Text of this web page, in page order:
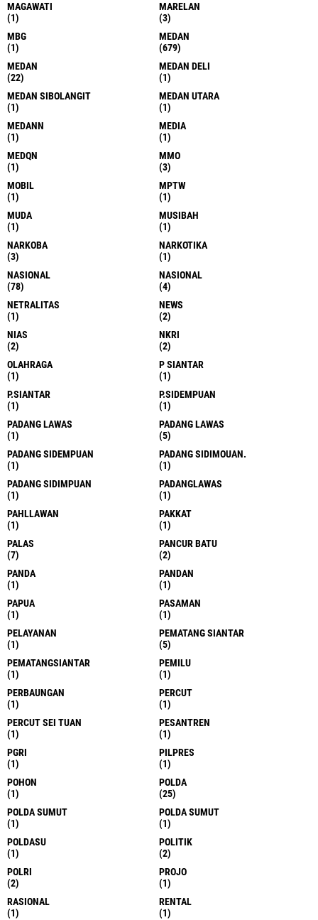
MAGAWATI
(1)
MARELAN
(3)
MBG
(1)
MEDAN
(679)
MEDAN
(22)
MEDAN DELI
(1)
MEDAN SIBOLANGIT
(1)
MEDAN UTARA
(1)
MEDANN
(1)
MEDIA
(1)
MEDQN
(1)
MMO
(3)
MOBIL
(1)
MPTW
(1)
MUDA
(1)
MUSIBAH
(1)
NARKOBA
(3)
NARKOTIKA
(1)
NASIONAL
(78)
NASIONAL
(4)
NETRALITAS
(1)
NEWS
(2)
NIAS
(2)
NKRI
(2)
OLAHRAGA
(1)
P SIANTAR
(1)
P.SIANTAR
(1)
P.SIDEMPUAN
(1)
PADANG LAWAS
(1)
PADANG LAWAS
(5)
PADANG SIDEMPUAN
(1)
PADANG SIDIMOUAN.
(1)
PADANG SIDIMPUAN
(1)
PADANGLAWAS
(1)
PAHLLAWAN
(1)
PAKKAT
(1)
PALAS
(7)
PANCUR BATU
(2)
PANDA
(1)
PANDAN
(1)
PAPUA
(1)
PASAMAN
(1)
PELAYANAN
(1)
PEMATANG SIANTAR
(5)
PEMATANGSIANTAR
(1)
PEMILU
(1)
PERBAUNGAN
(1)
PERCUT
(1)
PERCUT SEI TUAN
(1)
PESANTREN
(1)
PGRI
(1)
PILPRES
(1)
POHON
(1)
POLDA
(25)
POLDA SUMUT
(1)
POLDA SUMUT
(1)
POLDASU
(1)
POLITIK
(2)
POLRI
(2)
PROJO
(1)
RASIONAL
(1)
RENTAL
(1)